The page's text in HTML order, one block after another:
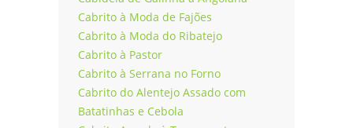
Cabrito à Moda de Fajões
Cabrito à Moda do Ribatejo
Cabrito à Pastor
Cabrito à Serrana no Forno
Cabrito do Alentejo Assado com
Batatinhas e Cebola